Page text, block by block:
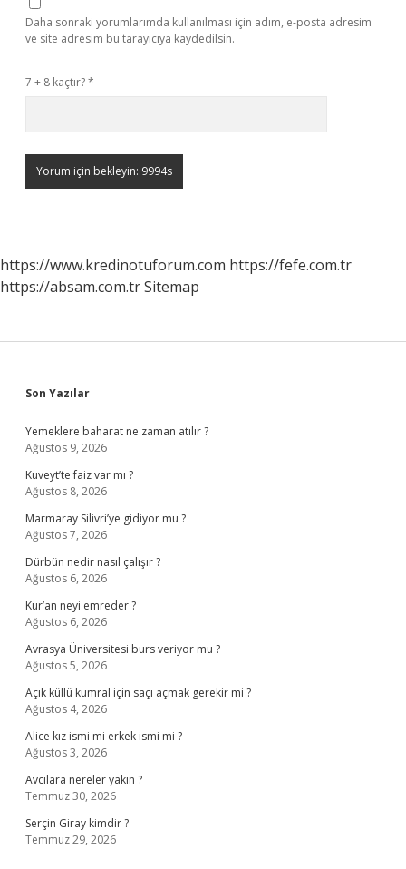
Daha sonraki yorumlarımda kullanılması için adım, e-posta adresim
ve site adresim bu tarayıcıya kaydedilsin.
7 + 8 kaçtır?*
https://www.kredinotuforum.com https://fefe.com.tr
https://absam.com.trSitemap
Sidebar
Son Yazılar
Yemeklere baharat ne zaman atılır ?
Ağustos 9, 2026
Kuveyt’te faiz var mı ?
Ağustos 8, 2026
Marmaray Silivri’ye gidiyor mu ?
Ağustos 7, 2026
Dürbün nedir nasıl çalışır ?
Ağustos 6, 2026
Kur’an neyi emreder ?
Ağustos 6, 2026
Avrasya Üniversitesi burs veriyor mu ?
Ağustos 5, 2026
Açık küllü kumral için saçı açmak gerekir mi ?
Ağustos 4, 2026
Alice kız ismi mi erkek ismi mi ?
Ağustos 3, 2026
Avcılara nereler yakın ?
Temmuz 30, 2026
Serçin Giray kimdir ?
Temmuz 29, 2026